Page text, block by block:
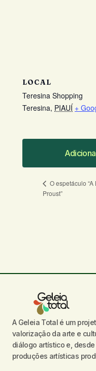
LOCAL
Teresina Shopping
Teresina, PIAUÍ +
Seu nome*
Seu e-mail*
O espetáculo “A
Proust”
A Geleia Total é um
valorização da arte e
diálogo artístico e,
produções artísticas